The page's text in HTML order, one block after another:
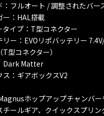
：フルオート / 調整されたバー
ー：HAL搭載
タイプ：T型コネクター
リー：EVOリポバッテリー
型コネクター）
Dark Matter
ス：ギアボックスV2
ホップアップチャンバ
チールギア、クイックスプリ